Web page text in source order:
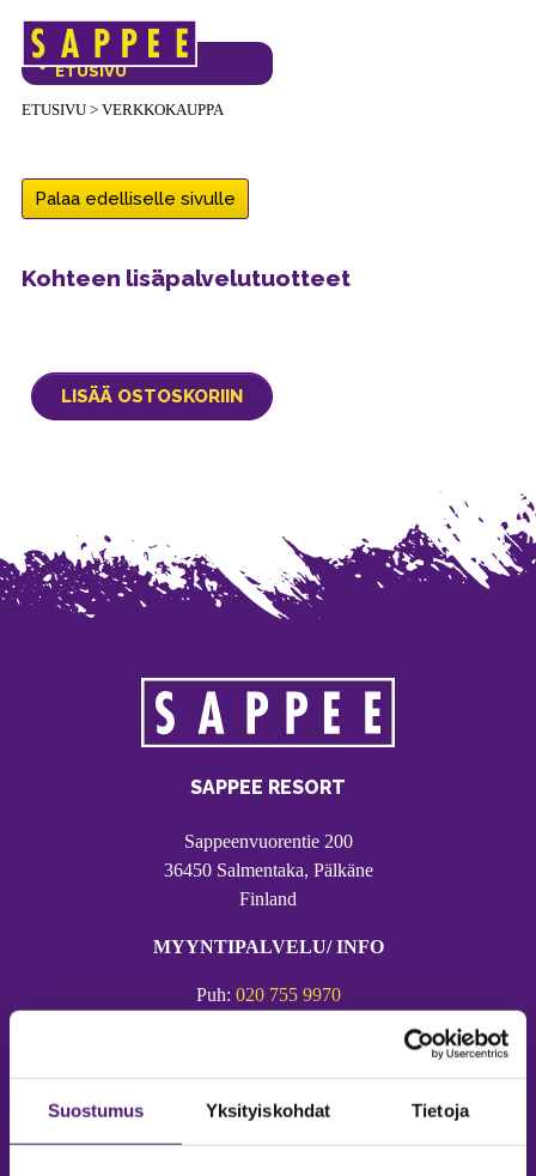
Suostumus Yksityiskohdat Tietoja
Päävalikko
ETUSIVU> VERKKOKAUPPA
VERKKOKAUPAN
ETUSIVU
Palaa edelliselle sivulle
Kohteen lisäpalvelutuotteet
SAPPEE RESORT
Sappeenvuorentie 200
36450 Salmentaka, Pälkäne
Finland
MYYNTIPALVELU/ INFO
Puh: 020 755 9970